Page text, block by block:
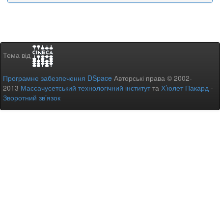
Тема від
Програмне забезпечення DSpace Авторські права © 2002-
2013 Массачусетський технологічний інститутта Х’юлет Пакард -
Зворотний зв’язок